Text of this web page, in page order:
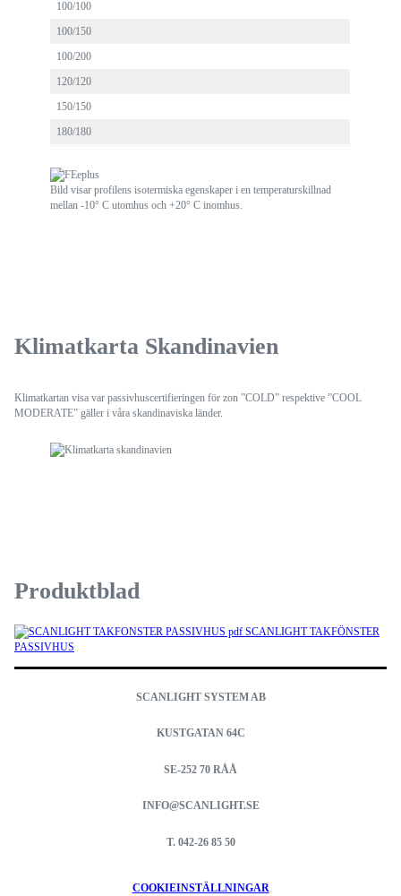
100/100
100/150
100/200
120/120
150/150
180/180
Bild visar profilens isotermiska egenskaper i en temperaturskillnad
mellan -10° C utomhus och +20° C inomhus.
Klimatkarta Skandinavien
Klimatkartan visa var passivhuscertifieringen för zon ”COLD” respektive ”COOL
MODERATE” gäller i våra skandinaviska länder.
Produktblad
SCANLIGHT TAKFÖNSTER
PASSIVHUS
SCANLIGHT SYSTEM AB
KUSTGATAN 64C
SE-252 70 RÅÅ
INFO@SCANLIGHT.SE
T. 042-26 85 50
COOKIEINSTÄLLNINGAR